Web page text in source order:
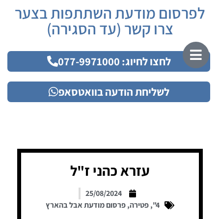
לפרסום מודעת השתתפות בצער
צרו קשר (עד הסגירה)
לחצו לחיוג: 077-9971000
לשליחת הודעה בוואטסאפ
עזרא כהני ז"ל
25/08/2024
4"
,פטירה,פרסום מודעת אבל בהארץ